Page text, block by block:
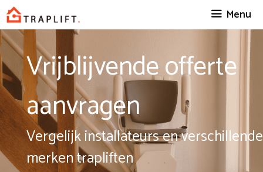
Spring
naar
inhoud
Menu
Vrijblijvende offerte
aanvragen
Vergelijk installateurs en verschillende
merken trapliften